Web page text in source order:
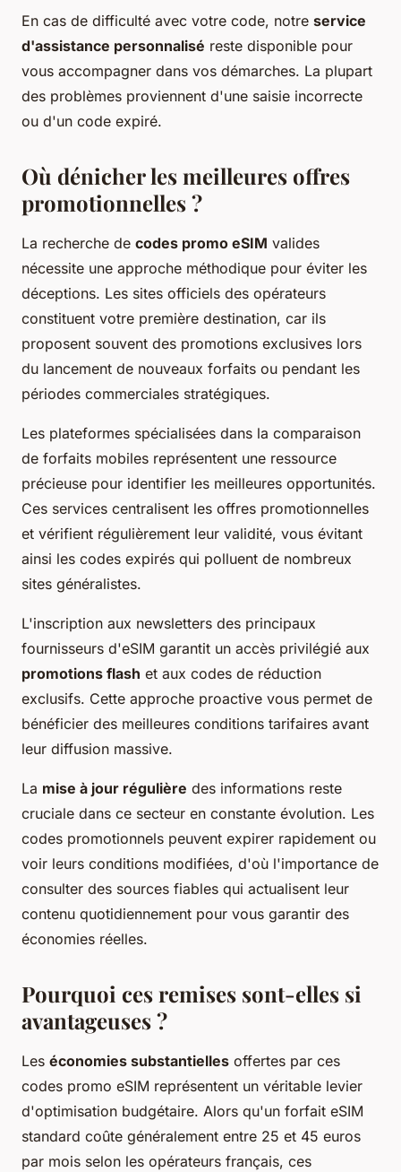
En cas de difficulté avec votre code, notre service
d'assistance personnalisé reste disponible pour
vous accompagner dans vos démarches. La plupart
des problèmes proviennent d'une saisie incorrecte
ou d'un code expiré.
Où dénicher les meilleures offres
promotionnelles ?
La recherche de codes promo eSIM valides
nécessite une approche méthodique pour éviter les
déceptions. Les sites officiels des opérateurs
constituent votre première destination, car ils
proposent souvent des promotions exclusives lors
du lancement de nouveaux forfaits ou pendant les
périodes commerciales stratégiques.
Les plateformes spécialisées dans la comparaison
de forfaits mobiles représentent une ressource
précieuse pour identifier les meilleures opportunités.
Ces services centralisent les offres promotionnelles
et vérifient régulièrement leur validité, vous évitant
ainsi les codes expirés qui polluent de nombreux
sites généralistes.
L'inscription aux newsletters des principaux
fournisseurs d'eSIM garantit un accès privilégié aux
promotions flash et aux codes de réduction
exclusifs. Cette approche proactive vous permet de
bénéficier des meilleures conditions tarifaires avant
leur diffusion massive.
La mise à jour régulière des informations reste
cruciale dans ce secteur en constante évolution. Les
codes promotionnels peuvent expirer rapidement ou
voir leurs conditions modifiées, d'où l'importance de
consulter des sources fiables qui actualisent leur
contenu quotidiennement pour vous garantir des
économies réelles.
Pourquoi ces remises sont-elles si
avantageuses ?
Les économies substantielles offertes par ces
codes promo eSIM représentent un véritable levier
d'optimisation budgétaire. Alors qu'un forfait eSIM
standard coûte généralement entre 25 et 45 euros
par mois selon les opérateurs français, ces